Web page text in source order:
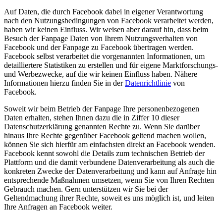
Auf Daten, die durch Facebook dabei in eigener Verantwortung
nach den Nutzungsbedingungen von Facebook verarbeitet werden,
haben wir keinen Einfluss. Wir weisen aber darauf hin, dass beim
Besuch der Fanpage Daten von Ihrem Nutzungsverhalten von
Facebook und der Fanpage zu Facebook übertragen werden.
Facebook selbst verarbeitet die vorgenannten Informationen, um
detailliertere Statistiken zu erstellen und für eigene Marktforschungs-
und Werbezwecke, auf die wir keinen Einfluss haben. Nähere
Informationen hierzu finden Sie in derDatenrichtlinie von
Facebook.
Soweit wir beim Betrieb der Fanpage Ihre personenbezogenen
Daten erhalten, stehen Ihnen dazu die in Ziffer 10 dieser
Datenschutzerklärung genannten Rechte zu. Wenn Sie darüber
hinaus Ihre Rechte gegenüber Facebook geltend machen wollen,
können Sie sich hierfür am einfachsten direkt an Facebook wenden.
Facebook kennt sowohl die Details zum technischen Betrieb der
Plattform und die damit verbundene Datenverarbeitung als auch die
konkreten Zwecke der Datenverarbeitung und kann auf Anfrage hin
entsprechende Maßnahmen umsetzen, wenn Sie von Ihren Rechten
Gebrauch machen. Gern unterstützen wir Sie bei der
Geltendmachung ihrer Rechte, soweit es uns möglich ist, und leiten
Ihre Anfragen an Facebook weiter.